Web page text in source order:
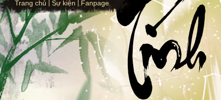
Trang chủ Sự kiện Fanpage